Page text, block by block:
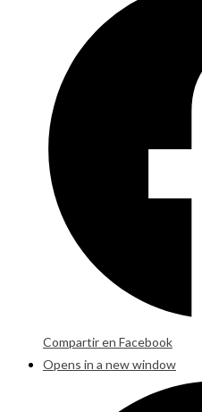
Compartir en Facebook
Opens in a new window